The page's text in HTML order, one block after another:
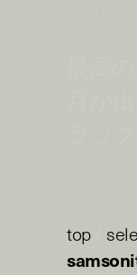
top/